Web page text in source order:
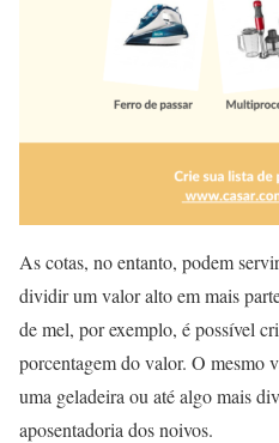
As cotas, no entanto, podem
dividir um valor alto em mais
de mel, por exemplo, é possível
porcentagem do valor. O mesmo
uma geladeira ou até algo mais
aposentadoria dos noivos.